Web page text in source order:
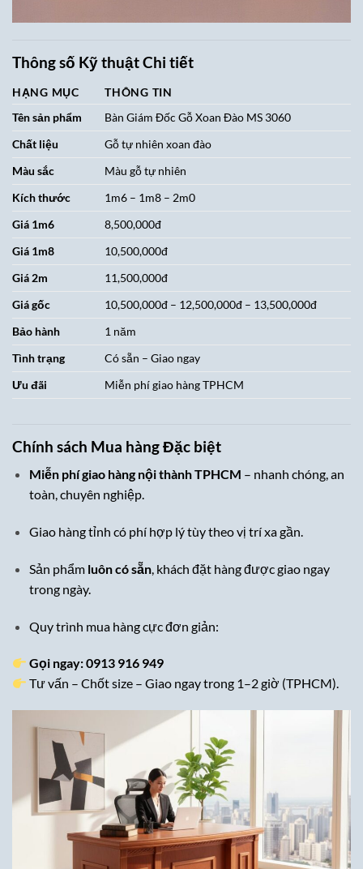
Thông số Kỹ thuật Chi tiết
HẠNG MỤC
THÔNG TIN
Tên sản phẩm
Bàn Giám Đốc Gỗ Xoan Đào MS 3060
Chất liệu
Gỗ tự nhiên xoan đào
Màu sắc
Màu gỗ tự nhiên
Kích thước
1m6 – 1m8 – 2m0
Giá 1m6
8,500,000đ
Giá 1m8
10,500,000đ
Giá 2m
11,500,000đ
Giá gốc
10,500,000đ – 12,500,000đ – 13,500,000đ
Bảo hành
1 năm
Tình trạng
Có sẵn – Giao ngay
Ưu đãi
Miễn phí giao hàng TPHCM
Chính sách Mua hàng Đặc biệt
Miễn phí giao hàng nội thành TPHCM – nhanh chóng, an
toàn, chuyên nghiệp.
Giao hàng tỉnh có phí hợp lý tùy theo vị trí xa gần.
Sản phẩm luôn có sẵn, khách đặt hàng được giao ngay
trong ngày.
Quy trình mua hàng cực đơn giản:
Gọi ngay: 0913 916 949
Tư vấn – Chốt size – Giao ngay trong 1–2 giờ (TPHCM).